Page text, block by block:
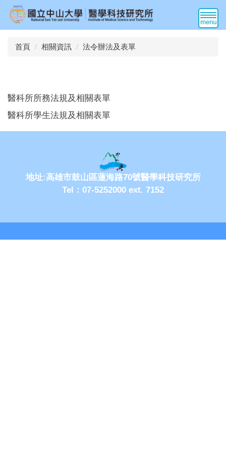
跳
到
主
首頁 相關資訊 法令辦法及表單
醫科所所務法規及相關表單
醫科所學生法規及相關表單
地址:高雄市鼓山區蓮海路70號醫學科技研究所
Tel：07-5252000 ext. 7152